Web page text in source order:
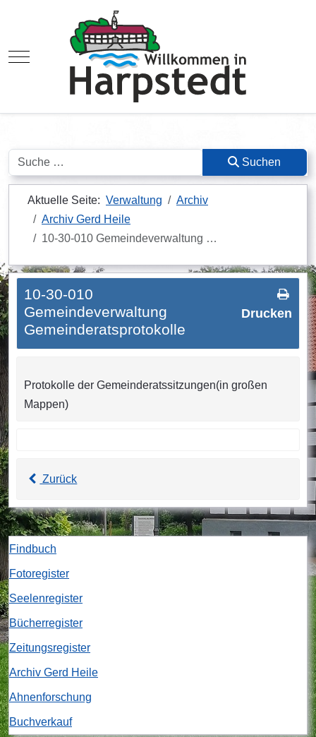
Mobile Menu Toggle
Suchen Suchen
Aktuelle Seite: Verwaltung
Archiv
Archiv Gerd Heile
10-30-010 Gemeindeverwaltung …
Drucken
10-30-010
Gemeindeverwaltung
Gemeinderatsprotokolle
Protokolle der Gemeinderatssitzungen(in großen
Mappen)
Zurück
Findbuch
Fotoregister
Seelenregister
Bücherregister
Zeitungsregister
Archiv Gerd Heile
Ahnenforschung
Buchverkauf